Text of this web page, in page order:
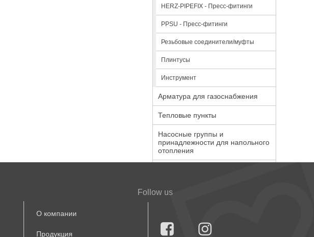
HERZ-PIPEFIX - Пресс-фитинги
PPSU - Пресс-фитинги
Резьбовые соединители/муфты
Плинтусы
Инструмент
Арматура для газоснабжения
Тепловые пункты
Насосные группы и
принадлежности для напольного
отопления
О компании
Продукция
Follow us
 